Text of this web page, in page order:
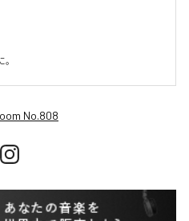
No.808